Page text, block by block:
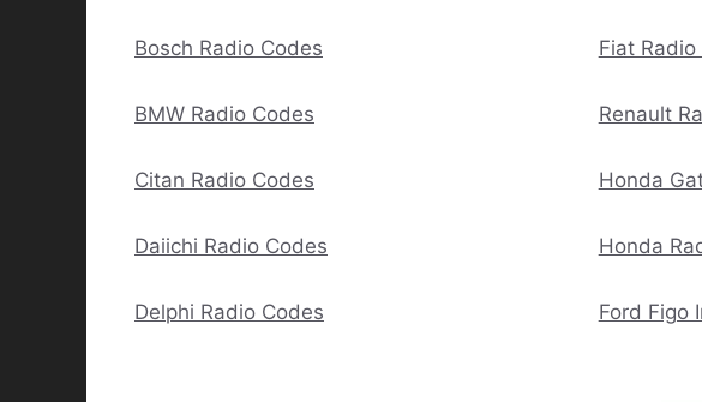
Bosch Radio Codes
BMW Radio Codes
Citan Radio Codes
Daiichi Radio Codes
Delphi Radio Codes
Fiat Radio
Renault
Honda
Honda
Ford Figo